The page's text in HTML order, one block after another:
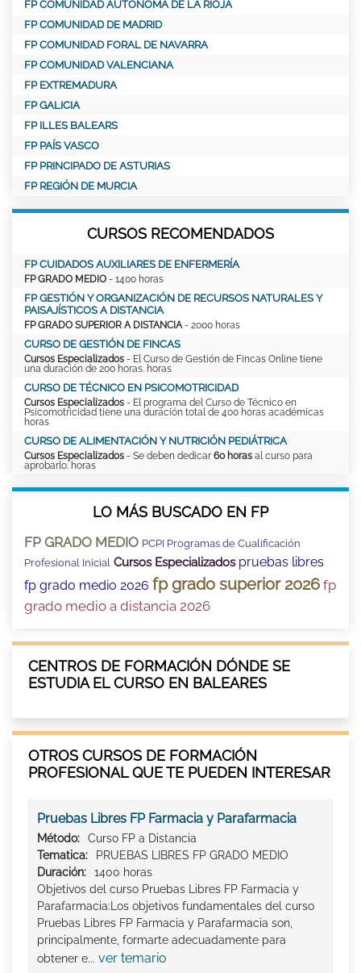
FP COMUNIDAD AUTÓNOMA DE LA RIOJA
FP COMUNIDAD DE MADRID
FP COMUNIDAD FORAL DE NAVARRA
FP COMUNIDAD VALENCIANA
FP EXTREMADURA
FP GALICIA
FP ILLES BALEARS
FP PAÍS VASCO
FP PRINCIPADO DE ASTURIAS
FP REGIÓN DE MURCIA
CURSOS RECOMENDADOS
FP CUIDADOS AUXILIARES DE ENFERMERÍA
FP GRADO MEDIO - 1400 horas
FP GESTIÓN Y ORGANIZACIÓN DE RECURSOS NATURALES Y
PAISAJÍSTICOS A DISTANCIA
FP GRADO SUPERIOR A DISTANCIA - 2000 horas
CURSO DE GESTIÓN DE FINCAS
Cursos Especializados - El Curso de Gestión de Fincas Online tiene
una duración de 200 horas. horas
CURSO DE TÉCNICO EN PSICOMOTRICIDAD
Cursos Especializados - El programa del Curso de Técnico en
Psicomotricidad tiene una duración total de 400 horas académicas
horas
CURSO DE ALIMENTACIÓN Y NUTRICIÓN PEDIÁTRICA
Cursos Especializados - Se deben dedicar 60 horas al curso para
aprobarlo. horas
LO MÁS BUSCADO EN FP
FP GRADO MEDIO PCPI Programas de Cualificación
Profesional Inicial Cursos Especializados pruebas libres
fp grado medio 2026 fp grado superior 2026 fp
grado medio a distancia 2026
CENTROS DE FORMACIÓN DÓNDE SE
ESTUDIA EL CURSO EN BALEARES
OTROS CURSOS DE FORMACIÓN
PROFESIONAL QUE TE PUEDEN INTERESAR
Pruebas Libres FP Farmacia y Parafarmacia
Método:
Curso FP a Distancia
Tematica:
PRUEBAS LIBRES FP GRADO MEDIO
Duración:
1400 horas
Objetivos del curso Pruebas Libres FP Farmacia y
Parafarmacia:Los objetivos fundamentales del curso
Pruebas Libres FP Farmacia y Parafarmacia son,
principalmente, formarte adecuadamente para
obtener e... ver temario